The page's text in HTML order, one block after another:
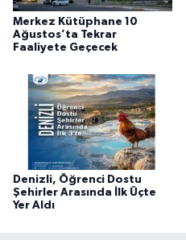
Merkez Kütüphane 10
Ağustos’ta Tekrar
Faaliyete Geçecek
Denizli, Öğrenci Dostu
Şehirler Arasında İlk Üçte
Yer Aldı